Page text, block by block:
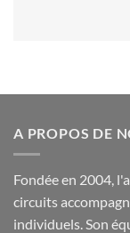
A PROPOS DE
Fondée en 2004,
circuits
individuels. Son